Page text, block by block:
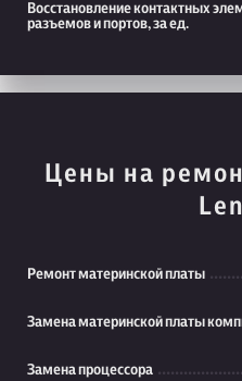
Восстановление контактных
разъемов и портов, за ед.
Цены на
Ремонт материнской платы
Замена материнской платы
Замена процессора